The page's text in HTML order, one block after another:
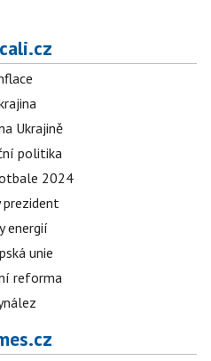
Ukrajině
politika
2024
prezident
energií
unie
reforma